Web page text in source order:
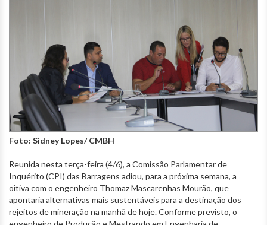
Foto: Sidney Lopes/ CMBH
Reunida nesta terça-feira (4/6), a Comissão Parlamentar de
Inquérito (CPI) das Barragens adiou, para a próxima semana, a
oitiva com o engenheiro Thomaz Mascarenhas Mourão, que
apontaria alternativas mais sustentáveis para a destinação dos
rejeitos de mineração na manhã de hoje. Conforme previsto, o